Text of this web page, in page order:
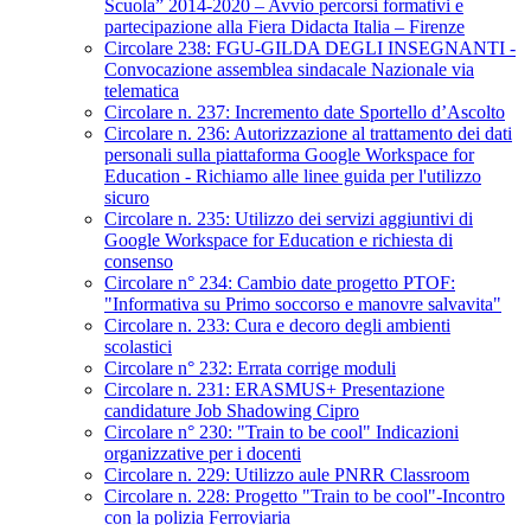
Scuola” 2014-2020 – Avvio percorsi formativi e
partecipazione alla Fiera Didacta Italia – Firenze
Circolare 238: FGU-GILDA DEGLI INSEGNANTI -
Convocazione assemblea sindacale Nazionale via
telematica
Circolare n. 237: Incremento date Sportello d’Ascolto
Circolare n. 236: Autorizzazione al trattamento dei dati
personali sulla piattaforma Google Workspace for
Education - Richiamo alle linee guida per l'utilizzo
sicuro
Circolare n. 235: Utilizzo dei servizi aggiuntivi di
Google Workspace for Education e richiesta di
consenso
Circolare n° 234: Cambio date progetto PTOF:
"Informativa su Primo soccorso e manovre salvavita"
Circolare n. 233: Cura e decoro degli ambienti
scolastici
Circolare n° 232: Errata corrige moduli
Circolare n. 231: ERASMUS+ Presentazione
candidature Job Shadowing Cipro
Circolare n° 230: "Train to be cool" Indicazioni
organizzative per i docenti
Circolare n. 229: Utilizzo aule PNRR Classroom
Circolare n. 228: Progetto "Train to be cool"-Incontro
con la polizia Ferroviaria